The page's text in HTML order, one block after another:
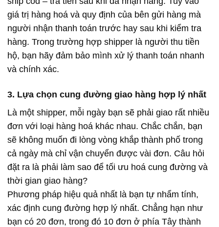
giá trị hàng hoá và quy định của bên gửi hàng mà
người nhận thanh toán trước hay sau khi kiểm tra
hàng. Trong trường hợp shipper là người thu tiền
hộ, bạn hãy đảm bảo mình xử lý thanh toán nhanh
và chính xác.
3. Lựa chọn cung đường giao hàng hợp lý nhất
Là một shipper, mỗi ngày bạn sẽ phải giao rất nhiều
đơn với loại hàng hoá khác nhau. Chắc chắn, bạn
sẽ không muốn đi lòng vòng khắp thành phố trong
cả ngày mà chỉ vận chuyển được vài đơn. Câu hỏi
đặt ra là phải làm sao để tối ưu hoá cung đường và
thời gian giao hàng?
Phương pháp hiệu quả nhất là bạn tự nhẩm tính,
xác định cung đường hợp lý nhất. Chẳng hạn như
bạn có 20 đơn, trong đó 10 đơn ở phía Tây thành